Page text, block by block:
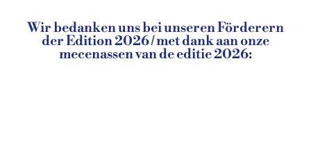
Wir bedanken uns bei unseren Förderern
der Edition 2026 / met dank aan onze
mecenassen van de editie 2026: